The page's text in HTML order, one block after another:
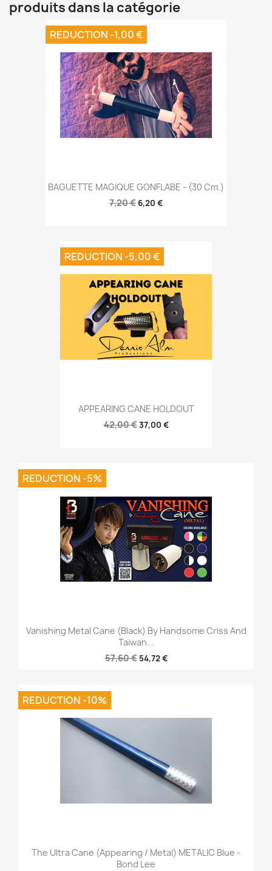
produits dans la catégorie
BAGUETTE MAGIQUE GONFLABE - (30 Cm.)
7,20 € 6,20 €
REDUCTION -1,00 €
APPEARING CANE HOLDOUT
42,00 €37,00 €
REDUCTION -5,00 €
Vanishing Metal Cane (Black) By Handsome Criss And
Taiwan...
57,60 € 54,72 €
REDUCTION -5%
The Ultra Cane (Appearing / Metal) METALIC Blue -
Bond Lee
REDUCTION -10%